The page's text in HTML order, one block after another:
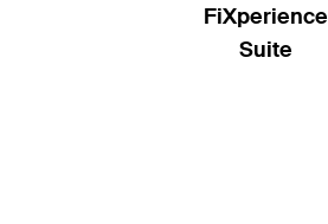
FiXperience
Suite